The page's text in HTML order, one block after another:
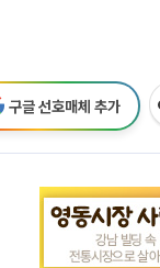
구글 선호매체 추가